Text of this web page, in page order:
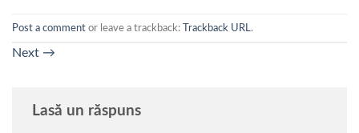
Post a comment or leave a trackback: Trackback URL .
Next →
Lasă un răspuns